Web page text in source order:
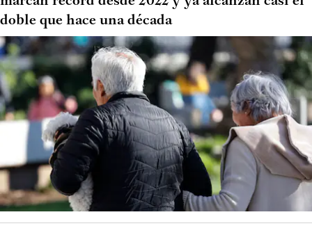
doble que hace una década